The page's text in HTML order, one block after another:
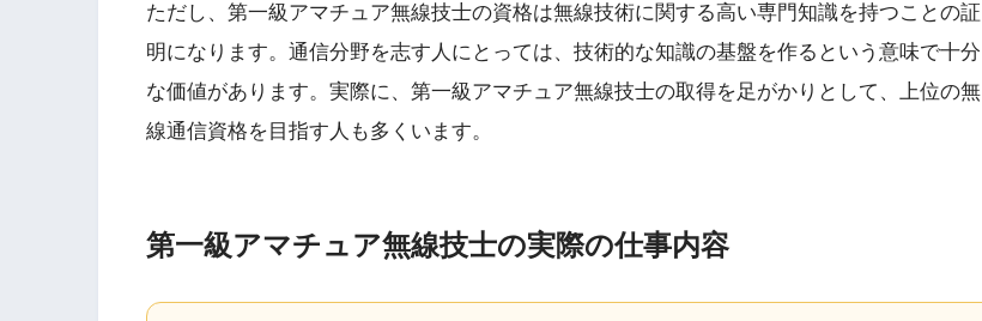
ただし、第一級アマチュア無線技士の資格は無線技術に関する高い専門知識を持つことの証
明になります。通信分野を志す人にとっては、技術的な知識の基盤を作るという意味で十分
な価値があります。実際に、第一級アマチュア無線技士の取得を足がかりとして、上位の無
線通信資格を目指す人も多くいます。
第一級アマチュア無線技士の実際の仕事内容